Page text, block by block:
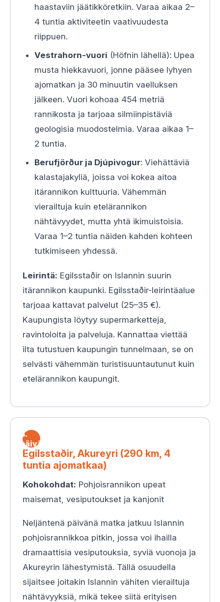
haastaviin jäätikköretkiin. Varaa aikaa 2–
4 tuntia aktiviteetin vaativuudesta
riippuen.
Vestrahorn-vuori (Höfnin lähellä): Upea
musta hiekkavuori, jonne pääsee lyhyen
ajomatkan ja 30 minuutin vaelluksen
jälkeen. Vuori kohoaa 454 metriä
rannikosta ja tarjoaa silmiinpistäviä
geologisia muodostelmia. Varaa aikaa 1–
2 tuntia.
Berufjörður ja Djúpivogur: Viehättäviä
kalastajakyliä, joissa voi kokea aitoa
itärannikon kulttuuria. Vähemmän
vierailtuja kuin etelärannikon
nähtävyydet, mutta yhtä ikimuistoisia.
Varaa 1–2 tuntia näiden kahden kohteen
tutkimiseen yhdessä.
Leirintä: Egilsstaðir on Islannin suurin
itärannikon kaupunki. Egilsstaðir-leirintäalue
tarjoaa kattavat palvelut (25–35 €).
Kaupungista löytyy supermarketteja,
ravintoloita ja palveluja. Kannattaa viettää
ilta tutustuen kaupungin tunnelmaan, se on
selvästi vähemmän turistisuuntautunut kuin
etelärannikon kaupungit.
4.
päivä
Egilsstaðir, Akureyri (290 km, 4
tuntia ajomatkaa)
Kohokohdat: Pohjoisrannikon upeat
maisemat, vesiputoukset ja kanjonit
Neljäntenä päivänä matka jatkuu Islannin
pohjoisrannikkoa pitkin, jossa voi ihailla
dramaattisia vesiputouksia, syviä vuonoja ja
Akureyrin lähestymistä. Tällä osuudella
sijaitsee joitakin Islannin vähiten vierailtuja
nähtävyyksiä, mikä tekee siitä erityisen